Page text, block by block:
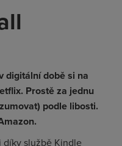
digitální době si na
Prostě za jednu
podle libosti.
díky službě Kindle